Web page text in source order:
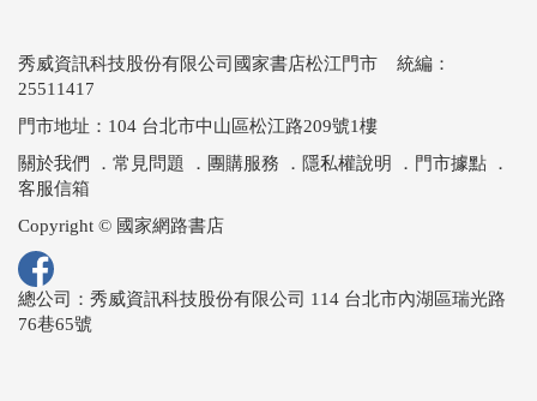
秀威資訊科技股份有限公司國家書店松江門市 統編：
25511417
門市地址：104 台北市中山區松江路209號1樓
關於我們
． 常見問題 ． 團購服務 ． 隱私權說明 ． 門市據點 ．
客服信箱
Copyright © 國家網路書店
總公司：秀威資訊科技股份有限公司 114 台北市內湖區瑞光路
76巷65號